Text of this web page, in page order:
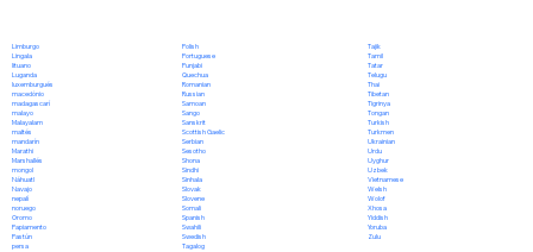
Limburgo
Lingala
lituano
Luganda
luxemburgués
macedónio
madagascarí
malayo
Malayalam
maltés
mandarín
Marathi
Marshallés
mongol
Náhuatl
Navajo
nepalí
noruego
Oromo
Papiamento
Pastún
persa
Polish
Portuguese
Punjabi
Quechua
Romanian
Russian
Samoan
Sango
Sanskrit
Scottish Gaelic
Serbian
Sesotho
Shona
Sindhi
Sinhala
Slovak
Slovene
Somali
Spanish
Swahili
Swedish
Tagalog
Tajik
Tamil
Tatar
Telugu
Thai
Tibetan
Tigrinya
Tongan
Turkish
Turkmen
Ukrainian
Urdu
Uyghur
Uzbek
Vietnamese
Welsh
Wolof
Xhosa
Yiddish
Yoruba
Zulu